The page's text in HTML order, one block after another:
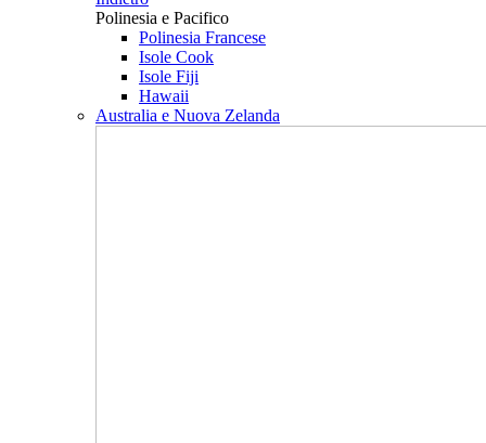
Polinesia e Pacifico
Polinesia Francese
Isole Cook
Isole Fiji
Hawaii
Australia e Nuova Zelanda